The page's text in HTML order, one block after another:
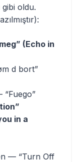
gibi oldu.
(Echo in
d bort”
in a
— “Turn Off